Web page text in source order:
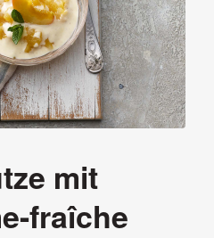
mit
fraîche